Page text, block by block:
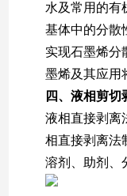
水及常用的有
基体中的分散
实现石墨烯分
墨烯及其应用
四、液相剪切
液相直接剥离
相直接剥离法
溶剂、助剂、